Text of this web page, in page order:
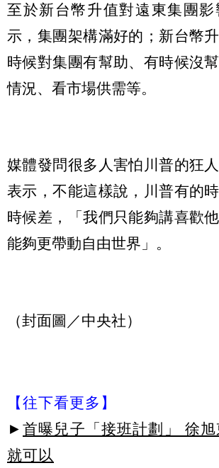
至於新台幣升值對遠東集團
示，集團架構滿好的；新台幣
時候對集團有幫助、有時候沒
情況、看市場供需等。
媒體發問很多人害怕川普的狂
表示，不能這樣說，川普有的
時候差，「我們只能夠講喜歡
能夠更帶動自由世界」。
（封面圖／中央社）
【往下看更多】
► 首曝兒子「接班計劃」 徐
就可以